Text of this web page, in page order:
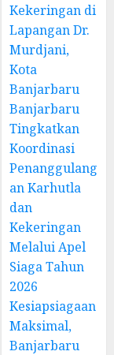
Kekeringan di
Lapangan Dr.
Murdjani,
Kota
Banjarbaru
Banjarbaru
Tingkatkan
Koordinasi
Penanggulang
an Karhutla
dan
Kekeringan
Melalui Apel
Siaga Tahun
2026
Kesiapsiagaan
Maksimal,
Banjarbaru